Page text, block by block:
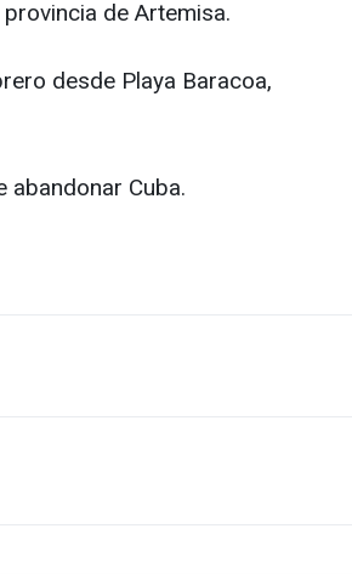
de Artemisa.
desde Playa Baracoa,
Cuba.